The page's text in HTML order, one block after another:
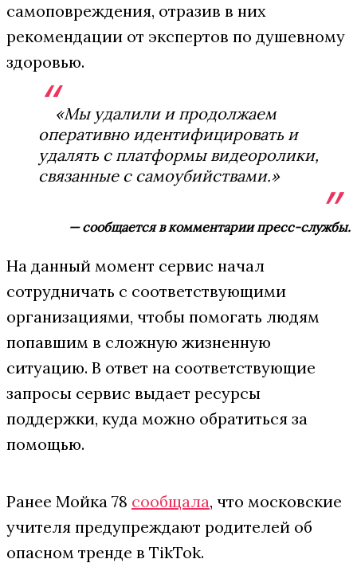
самоповреждения, отразив в них
рекомендации от экспертов по душевному
здоровью.
«Мы удалили и продолжаем
оперативно идентифицировать и
удалять с платформы видеоролики,
связанные с самоубийствами.»
— сообщается в комментарии пресс-службы.
На данный момент сервис начал
сотрудничать с соответствующими
организациями, чтобы помогать людям
попавшим в сложную жизненную
ситуацию. В ответ на соответствующие
запросы сервис выдает ресурсы
поддержки, куда можно обратиться за
помощью.
Ранее Мойка 78 сообщала, что московские
учителя предупреждают родителей об
опасном тренде в TikTok.